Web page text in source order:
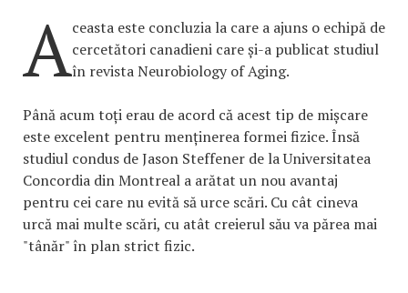
Aceasta este concluzia la care a ajuns o echipă de
cercetători canadieni care și-a publicat studiul
în revista Neurobiology of Aging.
Până acum toți erau de acord că acest tip de mișcare
este excelent pentru menținerea formei fizice. Însă
studiul condus de Jason Steffener de la Universitatea
Concordia din Montreal a arătat un nou avantaj
pentru cei care nu evită să urce scări. Cu cât cineva
urcă mai multe scări, cu atât creierul său va părea mai
"tânăr" în plan strict fizic.